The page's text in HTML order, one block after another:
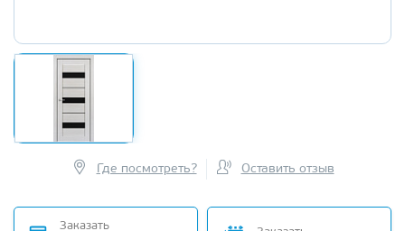
Где посмотреть? Оставить отзыв
Заказать